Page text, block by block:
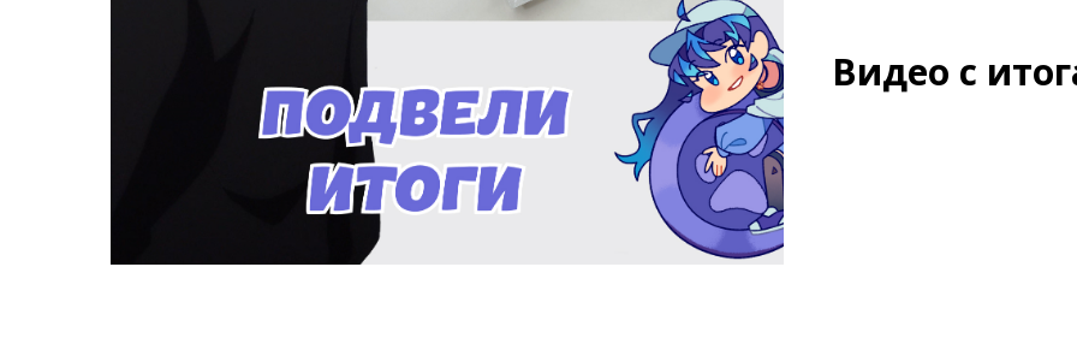
Видео с